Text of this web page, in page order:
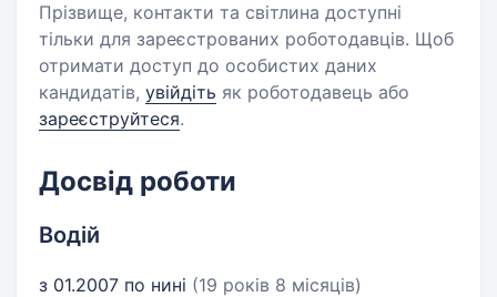
Прізвище, контакти та світлина доступні
тільки для зареєстрованих роботодавців. Щоб
отримати доступ до особистих даних
кандидатів, увійдіть як роботодавець або
зареєструйтеся.
Досвід роботи
Водій
з 01.2007 по нині (19 років 8 місяців)